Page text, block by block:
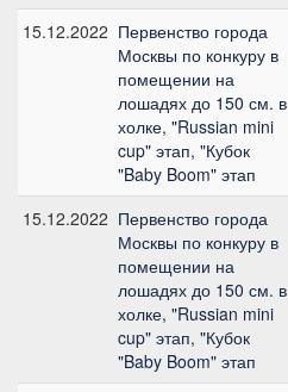
15.12.2022 Первенство города
Москвы по конкуру в
помещении на
лошадях до 150 см. в
холке, "Russian mini
cup" этап, "Кубок
"Baby Boom" этап
15.12.2022 Первенство города
Москвы по конкуру в
помещении на
лошадях до 150 см. в
холке, "Russian mini
cup" этап, "Кубок
"Baby Boom" этап